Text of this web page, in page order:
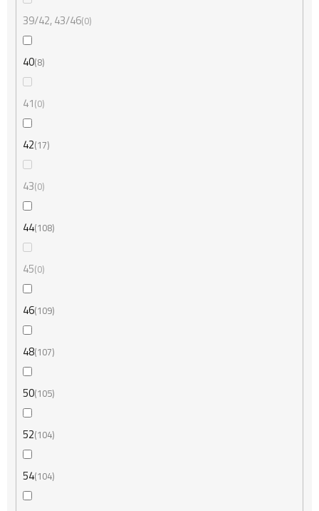
39/42, 43/46 0
40 8
41 0
42 17
43 0
44 108
45 0
46 109
48 107
50 105
52 104
54 104